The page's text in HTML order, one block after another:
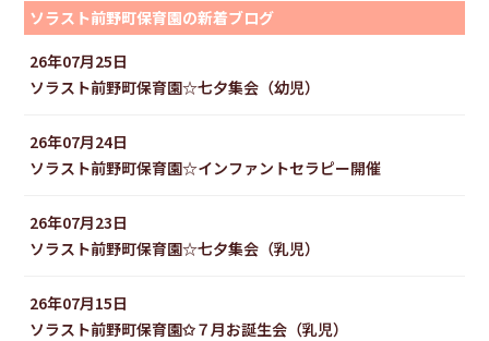
ソラスト前野町保育園の新着ブログ
26年07月25日
ソラスト前野町保育園☆七夕集会（幼児）
26年07月24日
ソラスト前野町保育園☆インファントセラピー開催
26年07月23日
ソラスト前野町保育園☆七夕集会（乳児）
26年07月15日
ソラスト前野町保育園✩７月お誕生会（乳児）